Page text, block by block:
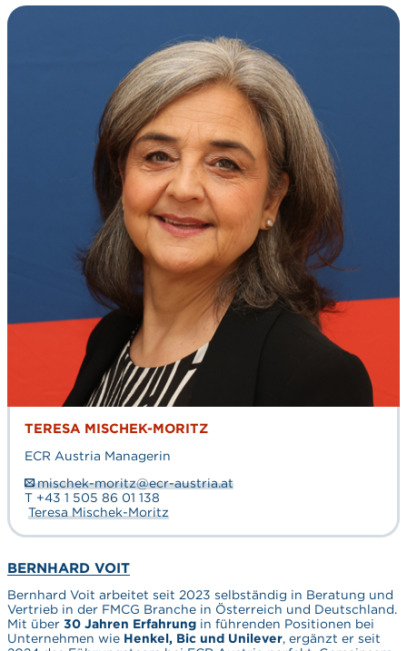
TERESA MISCHEK-MORITZ
ECR Austria Managerin
mischek-moritz@ecr-austria.at
T +43 1 505 86 01 138
Teresa Mischek-Moritz
BERNHARD VOIT
Bernhard Voit arbeitet seit 2023 selbständig in Beratung und
Vertrieb in der FMCG Branche in Österreich und Deutschland.
Mit über 30 Jahren Erfahrungin führenden Positionen bei
Unternehmen wie Henkel, Bic und Unilever, ergänzt er seit